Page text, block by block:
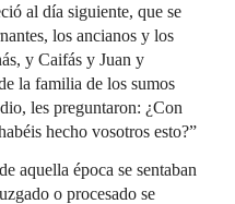
al día siguiente, que se
los ancianos y los
y Caifás y Juan y
la familia de los sumos
les preguntaron: ¿Con
hecho vosotros esto?”
aquella época se sentaban
o procesado se